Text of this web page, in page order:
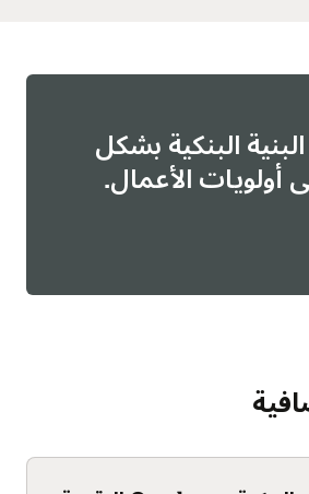
البنكية بشكل
أولويات الأعمال.